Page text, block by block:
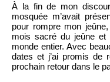
À la fin de mon
mosquée m’avait
pour rompre mon
mois sacré du jeûne et
monde entier. Avec
dates et j’ai promis de
prochain retour dans le